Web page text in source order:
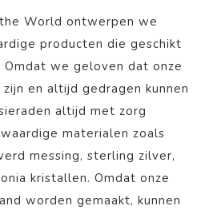
World ontwerpen we
producten die geschikt
Omdat we geloven dat onze
en altijd gedragen kunnen
altijd met zorg
materialen zoals
messing, sterling zilver,
kristallen. Omdat onze
worden gemaakt, kunnen